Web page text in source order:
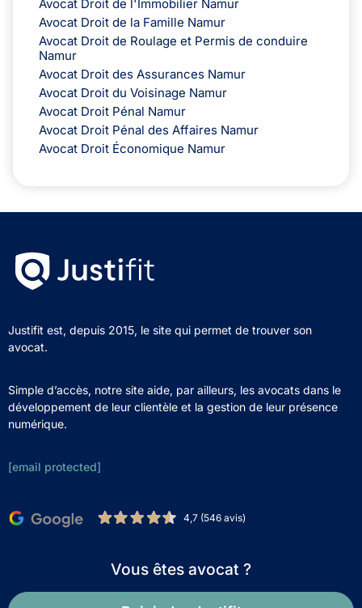
Avocat Droit de l'Immobilier Namur
Avocat Droit de la Famille Namur
Avocat Droit de Roulage et Permis de conduire
Namur
Avocat Droit des Assurances Namur
Avocat Droit du Voisinage Namur
Avocat Droit Pénal Namur
Avocat Droit Pénal des Affaires Namur
Avocat Droit Économique Namur
Justifit est, depuis 2015, le site qui permet de trouver son
avocat.
Simple d’accès, notre site aide, par ailleurs, les avocats dans le
développement de leur clientèle et la gestion de leur présence
numérique.
[email protected]
4,7 (546 avis)
Vous êtes avocat ?